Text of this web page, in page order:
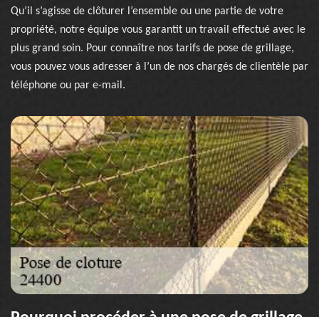
Qu’il s’agisse de clôturer l’ensemble ou une partie de votre
propriété, notre équipe vous garantit un travail effectué avec le
plus grand soin. Pour connaître nos tarifs de pose de grillage,
vous pouvez vous adresser à l’un de nos chargés de clientèle par
téléphone ou par e-mail.